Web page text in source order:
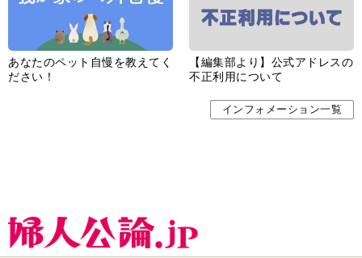
あなたのペット自慢を教えてく
ださい！
【編集部より】公式アドレスの
不正利用について
インフォメーション一覧